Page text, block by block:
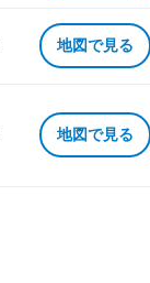
地図で見る
地図で見る